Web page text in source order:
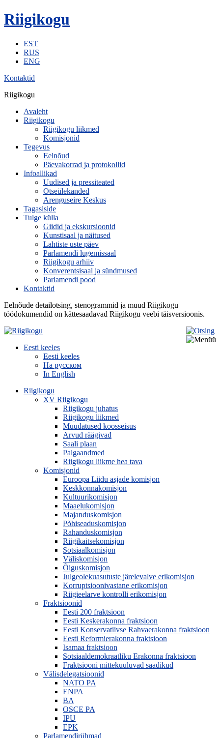
Riigikogu
EST
RUS
ENG
Kontaktid
Riigikogu
Avaleht
Riigikogu
Riigikogu liikmed
Komisjonid
Tegevus
Eelnõud
Päevakorrad ja protokollid
Infoallikad
Uudised ja pressiteated
Otseülekanded
Arenguseire Keskus
Tagasiside
Tulge külla
Giidid ja ekskursioonid
Kunstisaal ja näitused
Lahtiste uste päev
Parlamendi lugemissaal
Riigikogu arhiiv
Konverentsisaal ja sündmused
Parlamendi pood
Kontaktid
Eelnõude detailotsing, stenogrammid ja muud Riigikogu
töödokumendid on kättesaadavad Riigikogu veebi täisversioonis.
Eesti keeles
Eesti keeles
На русском
In English
Riigikogu
XV Riigikogu
Riigikogu juhatus
Riigikogu liikmed
Muudatused koosseisus
Arvud räägivad
Saali plaan
Palgaandmed
Riigikogu liikme hea tava
Komisjonid
Euroopa Liidu asjade komisjon
Keskkonnakomisjon
Kultuurikomisjon
Maaelukomisjon
Majanduskomisjon
Põhiseaduskomisjon
Rahanduskomisjon
Riigikaitsekomisjon
Sotsiaalkomisjon
Väliskomisjon
Õiguskomisjon
Julgeolekuasutuste järelevalve erikomisjon
Korruptsioonivastane erikomisjon
Riigieelarve kontrolli erikomisjon
Fraktsioonid
Eesti 200 fraktsioon
Eesti Keskerakonna fraktsioon
Eesti Konservatiivse Rahvaerakonna fraktsioon
Eesti Reformierakonna fraktsioon
Isamaa fraktsioon
Sotsiaaldemokraatliku Erakonna fraktsioon
Fraktsiooni mittekuuluvad saadikud
Välisdelegatsioonid
NATO PA
ENPA
BA
OSCE PA
IPU
EPK
Parlamendirühmad